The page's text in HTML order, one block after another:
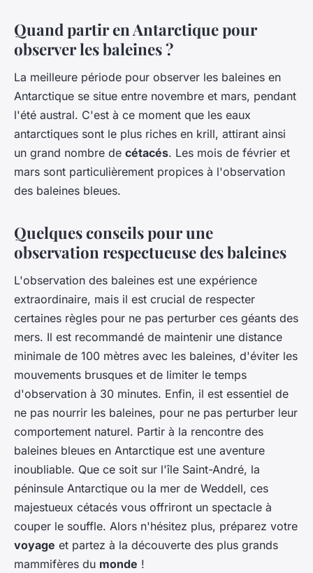
Quand partir en Antarctique pour
observer les baleines ?
La meilleure période pour observer les baleines en
Antarctique se situe entre novembre et mars, pendant
l'été austral. C'est à ce moment que les eaux
antarctiques sont le plus riches en krill, attirant ainsi
un grand nombre de cétacés. Les mois de février et
mars sont particulièrement propices à l'observation
des baleines bleues.
Quelques conseils pour une
observation respectueuse des baleines
L'observation des baleines est une expérience
extraordinaire, mais il est crucial de respecter
certaines règles pour ne pas perturber ces géants des
mers. Il est recommandé de maintenir une distance
minimale de 100 mètres avec les baleines, d'éviter les
mouvements brusques et de limiter le temps
d'observation à 30 minutes. Enfin, il est essentiel de
ne pas nourrir les baleines, pour ne pas perturber leur
comportement naturel. Partir à la rencontre des
baleines bleues en Antarctique est une aventure
inoubliable. Que ce soit sur l'île Saint-André, la
péninsule Antarctique ou la mer de Weddell, ces
majestueux cétacés vous offriront un spectacle à
couper le souffle. Alors n'hésitez plus, préparez votre
voyage et partez à la découverte des plus grands
mammifères du monde !